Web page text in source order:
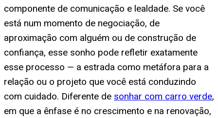
componente de comunicação e lealdade. Se você
está num momento de negociação, de
aproximação com alguém ou de construção de
confiança, esse sonho pode refletir exatamente
esse processo — a estrada como metáfora para a
relação ou o projeto que você está conduzindo
com cuidado. Diferente de sonhar com carro verde,
em que a ênfase é no crescimento e na renovação,